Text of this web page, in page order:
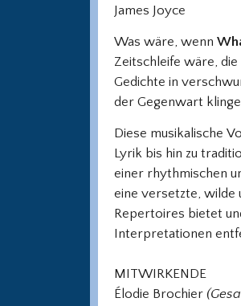
James Joyce
Was wäre, wenn
Zeitschleife wäre,
Gedichte in
der Gegenwart
Diese musikalische
Lyrik bis hin zu
einer rhythmischen
eine versetzte, wilde
Repertoires bietet
Interpretationen
MITWIRKENDE
Élodie Brochier